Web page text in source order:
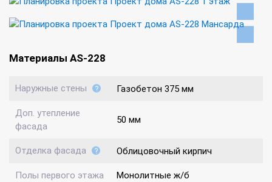
Материалы AS-228
Наружные стены Газобетон 375 мм
Доп. утепление
фасада
50 мм
Отделка фасада Облицовочный кирпич
Полы первого этажа Монолитные ж/б